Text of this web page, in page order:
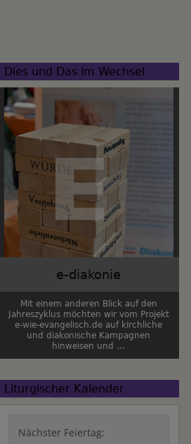
Dies und Das im Wechsel
e-diakonie
Mit einem anderen Blick auf den
Jahreszyklus möchten wir vom Projekt
e-wie-evangelisch.de auf kirchliche
und diakonische Kampagnen
hinweisen und ...
Liturgischer Kalender
Nächster Feiertag: